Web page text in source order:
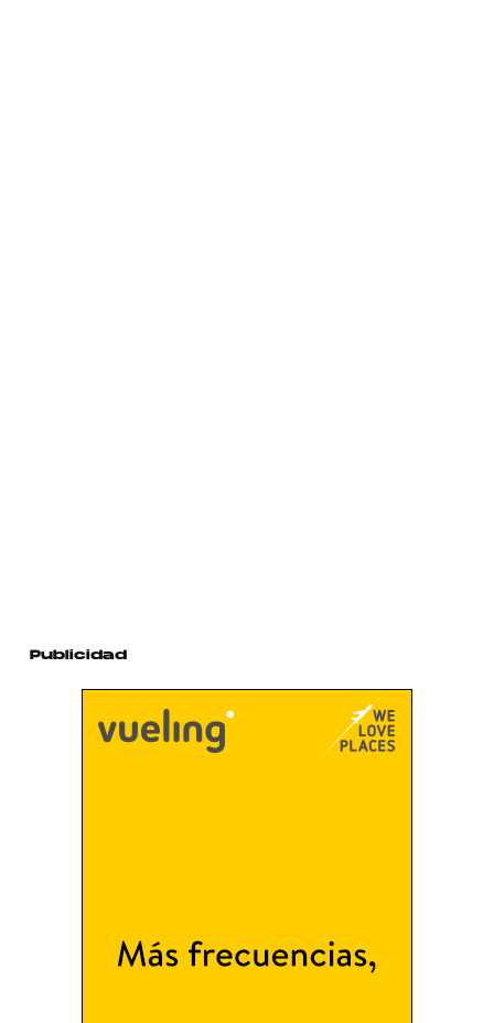
Publicidad